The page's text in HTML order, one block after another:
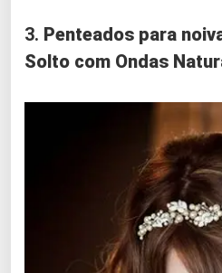
3. Penteados para
Solto com Ondas